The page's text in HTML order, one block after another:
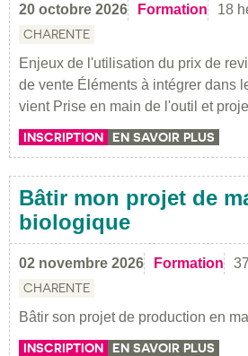
20 octobre 2026 Formation 18
CHARENTE
Enjeux de l'utilisation du prix de
de vente Éléments à intégrer dans
vient Prise en main de l'outil et
INSCRIPTION EN SAVOIR PLUS
Bâtir mon projet de
biologique
02 novembre 2026 Formation
CHARENTE
Bâtir son projet de production en
INSCRIPTION EN SAVOIR PLUS